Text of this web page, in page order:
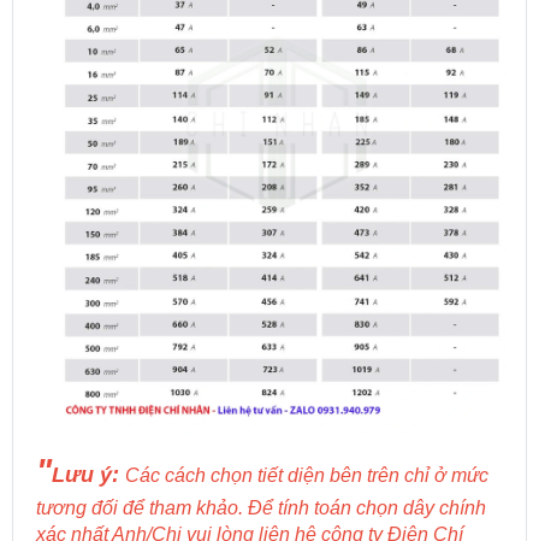
"Lưu ý: Các cách chọn tiết diện bên trên chỉ ở mức
tương đối để tham khảo. Để tính toán chọn dây chính
xác nhất Anh/Chị vui lòng liên hệ công ty Điện Chí